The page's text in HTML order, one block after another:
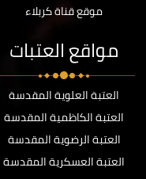
موقع قناة كربلاء
مواقع العتبات
العتبة العلوية المقدسة
العتبة الكاظمية المقدسة
العتبة الرضوية المقدسة
العتبة العسكرية المقدسة